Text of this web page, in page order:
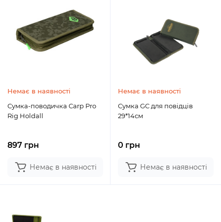
Немає в наявності
Сумка-поводичка Сarp Pro
Rig Holdall
897 грн
Немає в наявності
Немає в наявності
Сумка GC для повідців
29*14см
0 грн
Немає в наявності